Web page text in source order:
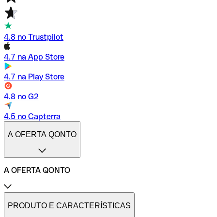
4.8 no Trustpilot
4.7 na App Store
4.7 na Play Store
4.8 no G2
4.5 no Capterra
A OFERTA QONTO
A OFERTA QONTO
Tarifas
Conta profissional online
PRODUTO E CARACTERÍSTICAS